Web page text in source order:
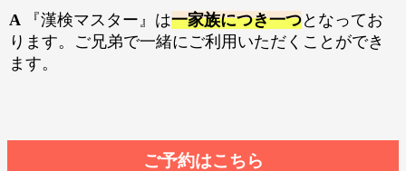
A 『漢検マスター』は一家族につき一つとなってお
ります。ご兄弟で一緒にご利用いただくことができ
ます。
ご予約はこちら